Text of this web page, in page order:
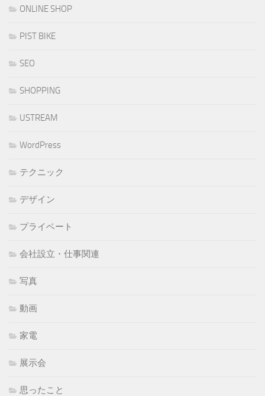
ONLINE SHOP
PIST BIKE
SEO
SHOPPING
USTREAM
WordPress
テクニック
デザイン
プライベート
会社設立・仕事関連
写真
動画
家電
展示会
思ったこと